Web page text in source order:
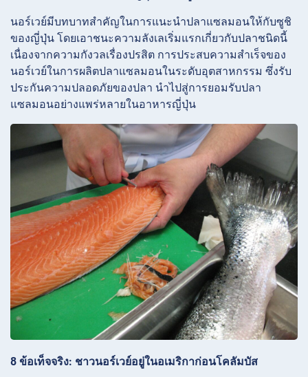
นอร์เวย์มีบทบาทสำคัญในการแนะนำปลาแซลมอนให้กับซูชิ
ของญี่ปุ่น โดยเอาชนะความลังเลเริ่มแรกเกี่ยวกับปลาชนิดนี้
เนื่องจากความกังวลเรื่องปรสิต การประสบความสำเร็จของ
นอร์เวย์ในการผลิตปลาแซลมอนในระดับอุตสาหกรรม ซึ่งรับ
ประกันความปลอดภัยของปลา นำไปสู่การยอมรับปลา
แซลมอนอย่างแพร่หลายในอาหารญี่ปุ่น
8 ข้อเท็จจริง: ชาวนอร์เวย์อยู่ในอเมริกาก่อนโคลัมบัส